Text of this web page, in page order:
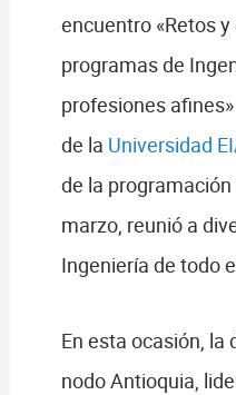
encuentro «Retos
programas de
profesiones
de la Universidad
de la
marzo, reunió a
Ingeniería de todo
En esta ocasión, la
nodo Antioquia,